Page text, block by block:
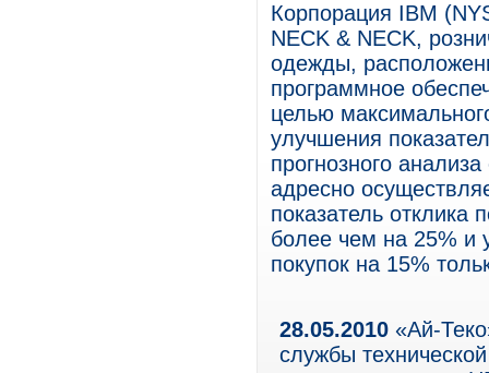
Корпорация IBM
NECK & NECK,
одежды,
программное
целью
улучшения
прогнозного
адресно
показатель отклика
более чем на 25% и
покупок на 15%
28.05.2010 «Ай-
службы